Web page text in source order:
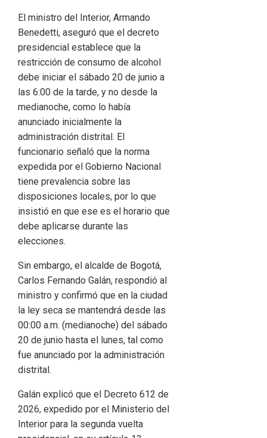
El ministro del Interior, Armando
Benedetti, aseguró que el decreto
presidencial establece que la
restricción de consumo de alcohol
debe iniciar el sábado 20 de junio a
las 6:00 de la tarde, y no desde la
medianoche, como lo había
anunciado inicialmente la
administración distrital. El
funcionario señaló que la norma
expedida por el Gobierno Nacional
tiene prevalencia sobre las
disposiciones locales, por lo que
insistió en que ese es el horario que
debe aplicarse durante las
elecciones.
Sin embargo, el alcalde de Bogotá,
Carlos Fernando Galán, respondió al
ministro y confirmó que en la ciudad
la ley seca se mantendrá desde las
00:00 a.m. (medianoche) del sábado
20 de junio hasta el lunes, tal como
fue anunciado por la administración
distrital.
Galán explicó que el Decreto 612 de
2026, expedido por el Ministerio del
Interior para la segunda vuelta